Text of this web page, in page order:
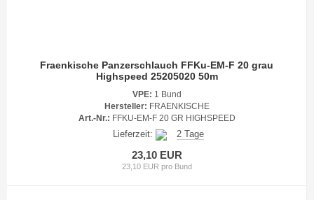
Fraenkische Panzerschlauch FFKu-EM-F 20 grau
Highspeed 25205020 50m
VPE: 1 Bund
Hersteller: FRAENKISCHE
Art.-Nr.: FFKU-EM-F 20 GR HIGHSPEED
Lieferzeit: 2 Tage
23,10 EUR
23,10 EUR pro Bund